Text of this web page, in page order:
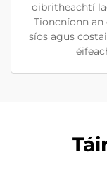
oibritheachtí
Tioncníonn an
síos agus